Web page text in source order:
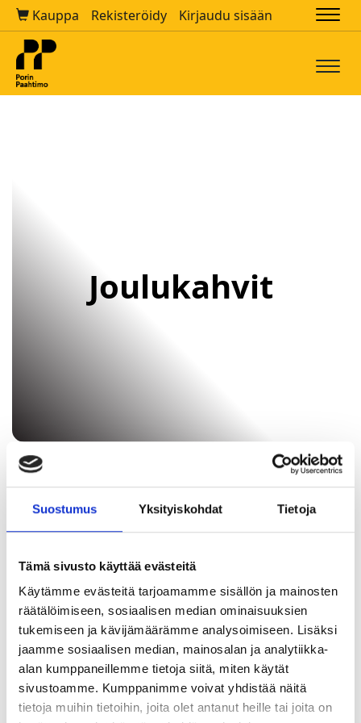
Suostumus Yksityiskohdat Tietoja
Tämä sivusto käyttää evästeitä
Käytämme evästeitä tarjoamamme sisällön ja mainosten
räätälöimiseen, sosiaalisen median ominaisuuksien
tukemiseen ja kävijämäärämme analysoimiseen. Lisäksi
jaamme sosiaalisen median, mainosalan ja analytiikka-
alan kumppaneillemme tietoja siitä, miten käytät
sivustoamme. Kumppanimme voivat yhdistää näitä
tietoja muihin tietoihin, joita olet antanut heille tai joita on
Kauppa Rekisteröidy Kirjaudu sisään
Joulukahvit
Kahvintuoksuinen
joulu Porin
Paahtimolta!